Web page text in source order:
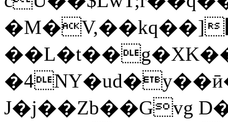
�M�V,��kq��]݌���!
J�j��Zb��Gvg